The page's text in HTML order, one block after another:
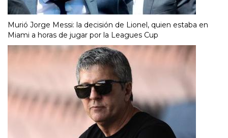
Murió Jorge Messi: la decisión de Lionel, quien estaba en
Miami a horas de jugar por la Leagues Cup